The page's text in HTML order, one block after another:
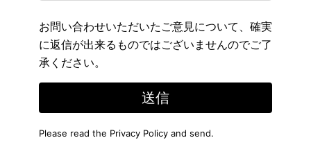
お問い合わせいただいたご意見について、確実
に返信が出来るものではございませんのでご了
承ください。
送信
Please read the Privacy Policy and send.